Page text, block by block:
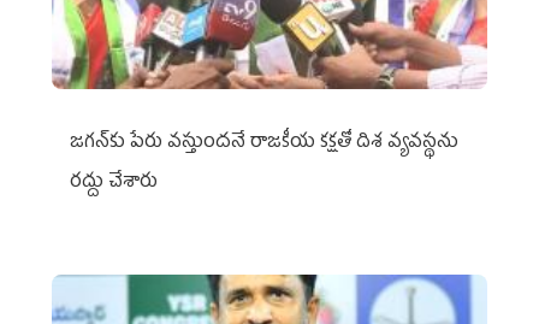
జగన్‌కు పేరు వస్తుందనే రాజకీయ కక్షతో దిశ వ్య‌వ‌స్థ‌ను
రద్దు చేశారు